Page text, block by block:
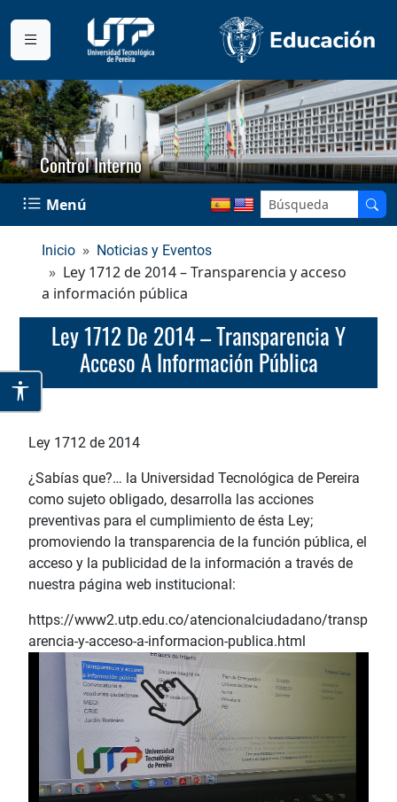
Control Interno
Menú
Inicio Noticias y Eventos
Ley 1712 de 2014 – Transparencia y acceso
a información pública
Ley 1712 De 2014 – Transparencia Y
Acceso A Información Pública
Ley 1712 de 2014
¿Sabías que?… la Universidad Tecnológica de Pereira
como sujeto obligado, desarrolla las acciones
preventivas para el cumplimiento de ésta Ley;
promoviendo la transparencia de la función pública, el
acceso y la publicidad de la información a través de
nuestra página web institucional:
https://www2.utp.edu.co/atencionalciudadano/transp
arencia-y-acceso-a-informacion-publica.html